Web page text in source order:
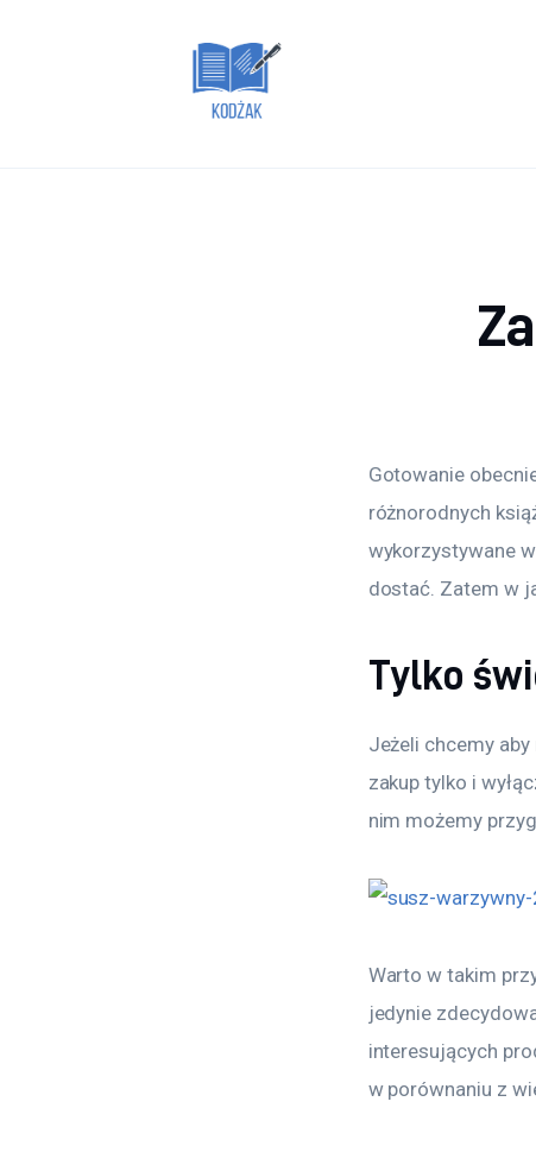
Gotowanie
różnorodnych
wykorzystywane
dostać. Zatem w
Tylko
Jeżeli chcemy
zakup tylko i
nim możemy
Warto w takim
jedynie
interesujących
w porównaniu z